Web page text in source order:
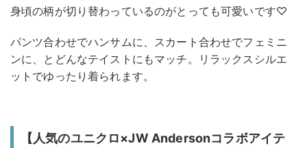
身頃の柄が切り替わっているのがとっても可愛いです♡
パンツ合わせでハンサムに、スカート合わせでフェミニ
ンに、とどんなテイストにもマッチ。リラックスシルエ
ットでゆったり着られます。
【人気のユニクロ×JW Andersonコラボアイテ